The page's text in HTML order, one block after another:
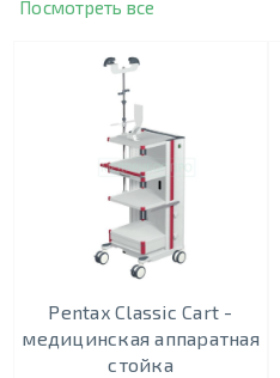
Посмотреть все
Pentax Classic Cart -
медицинская аппаратная
стойка